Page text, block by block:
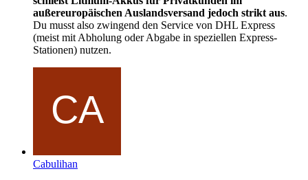
außereuropäischen Auslandsversand jedoch strikt aus.
Du musst also zwingend den Service von DHL Express
(meist mit Abholung oder Abgabe in speziellen Express-
Stationen) nutzen.
Cabulihan